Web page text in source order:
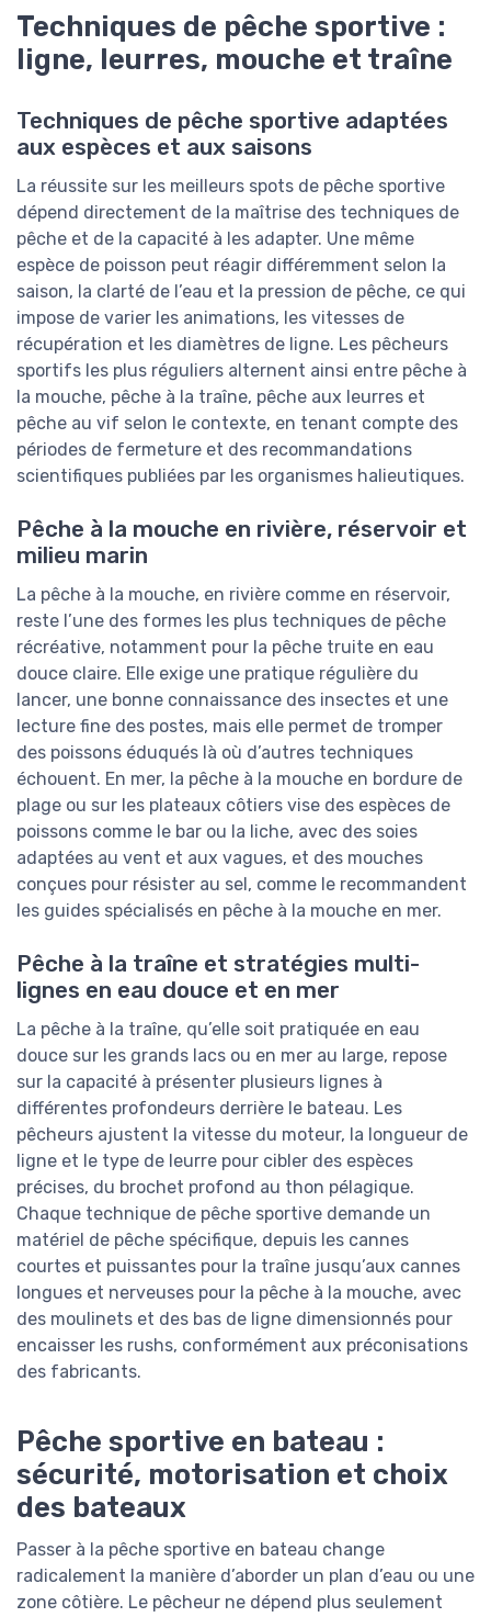
Techniques de pêche sportive :
ligne, leurres, mouche et traîne
Techniques de pêche sportive adaptées
aux espèces et aux saisons
La réussite sur les meilleurs spots de pêche sportive
dépend directement de la maîtrise des techniques de
pêche et de la capacité à les adapter. Une même
espèce de poisson peut réagir différemment selon la
saison, la clarté de l’eau et la pression de pêche, ce qui
impose de varier les animations, les vitesses de
récupération et les diamètres de ligne. Les pêcheurs
sportifs les plus réguliers alternent ainsi entre pêche à
la mouche, pêche à la traîne, pêche aux leurres et
pêche au vif selon le contexte, en tenant compte des
périodes de fermeture et des recommandations
scientifiques publiées par les organismes halieutiques.
Pêche à la mouche en rivière, réservoir et
milieu marin
La pêche à la mouche, en rivière comme en réservoir,
reste l’une des formes les plus techniques de pêche
récréative, notamment pour la pêche truite en eau
douce claire. Elle exige une pratique régulière du
lancer, une bonne connaissance des insectes et une
lecture fine des postes, mais elle permet de tromper
des poissons éduqués là où d’autres techniques
échouent. En mer, la pêche à la mouche en bordure de
plage ou sur les plateaux côtiers vise des espèces de
poissons comme le bar ou la liche, avec des soies
adaptées au vent et aux vagues, et des mouches
conçues pour résister au sel, comme le recommandent
les guides spécialisés en pêche à la mouche en mer.
Pêche à la traîne et stratégies multi-
lignes en eau douce et en mer
La pêche à la traîne, qu’elle soit pratiquée en eau
douce sur les grands lacs ou en mer au large, repose
sur la capacité à présenter plusieurs lignes à
différentes profondeurs derrière le bateau. Les
pêcheurs ajustent la vitesse du moteur, la longueur de
ligne et le type de leurre pour cibler des espèces
précises, du brochet profond au thon pélagique.
Chaque technique de pêche sportive demande un
matériel de pêche spécifique, depuis les cannes
courtes et puissantes pour la traîne jusqu’aux cannes
longues et nerveuses pour la pêche à la mouche, avec
des moulinets et des bas de ligne dimensionnés pour
encaisser les rushs, conformément aux préconisations
des fabricants.
Pêche sportive en bateau :
sécurité, motorisation et choix
des bateaux
Passer à la pêche sportive en bateau change
radicalement la manière d’aborder un plan d’eau ou une
zone côtière. Le pêcheur ne dépend plus seulement